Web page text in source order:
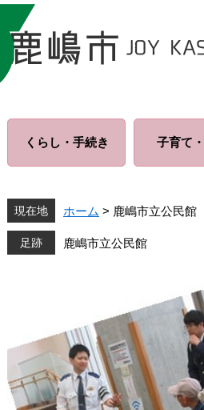
くらし・ 手続き 子育て・
現在地 ホーム > 鹿嶋市立公民館
鹿嶋市立公民館